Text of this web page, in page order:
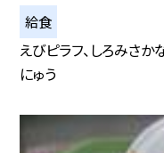
給食
えびピラフ、しろみさか
にゅう